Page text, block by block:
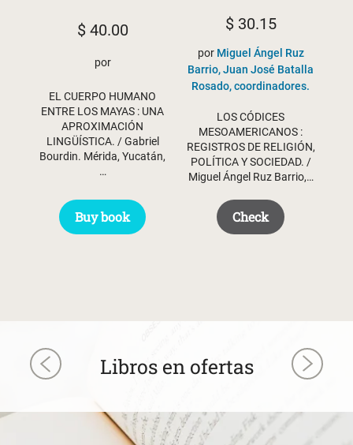
$40.00
por
EL CUERPO HUMANO
ENTRE LOS MAYAS : UNA
APROXIMACIÓN
LINGÜÍSTICA. / Gabriel
Bourdin. Mérida, Yucatán,
…
Buy book
$30.15
por Miguel Ángel Ruz
Barrio, Juan José Batalla
Rosado, coordinadores.
LOS CÓDICES
MESOAMERICANOS :
REGISTROS DE RELIGIÓN,
POLÍTICA Y SOCIEDAD. /
Miguel Ángel Ruz Barrio,…
Check
Libros en ofertas